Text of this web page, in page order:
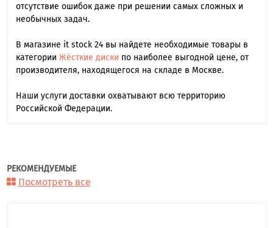
отсутствие ошибок даже при решении самых сложных и
необычных задач.
В магазине it stock 24 вы найдете необходимые товары в
категории Жёсткие диски по наиболее выгодной цене, от
производителя, находящегося на складе в Москве.
Наши услуги доставки охватывают всю территорию
Российской Федерации.
РЕКОМЕНДУЕМЫЕ
Посмотреть все